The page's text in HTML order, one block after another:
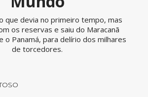
que devia no primeiro tempo, mas
os reservas e saiu do Maracanã
o Panamá, para delírio dos milhares
de torcedores.